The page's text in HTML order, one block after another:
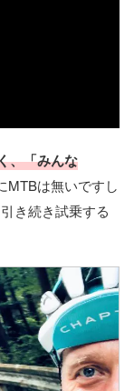
、「みんな
MTBは無いですし
き続き試乗する